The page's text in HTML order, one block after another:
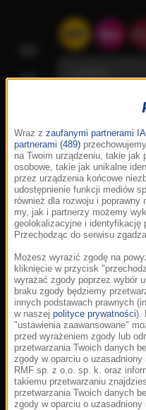
Wraz z zaufanymi partnerami
partnerami (489)
na Twoim urządzeniu, takie jak
osobowe, takie jak unikalne
przez urządzenia końcowe
udostępnienie funkcji mediów
również dla rozwoju i poprawny
my, jak i partnerzy możemy
geolokalizacyjne i identyfikację
Przechodząc do serwisu
Możesz wyrazić zgodę na
kliknięcie w przycisk
wyrażać zgody poprzez wybór
braku zgody będziemy
innych podstawach prawnych
w naszej polityce prywatności).
"ustawienia zaawansowane"
przed wyrażeniem zgody lub
przetwarzania Twoich danych
zgody w oparciu o
RMF sp. z o.o. sp. k. oraz
takiemu przetwarzaniu
przetwarzania Twoich danych
zgody w oparciu o uzasadniony